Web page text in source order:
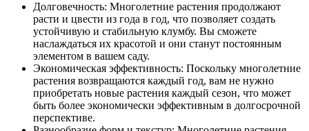
Долговечность: Многолетние растения продолжают
расти и цвести из года в год, что позволяет создать
устойчивую и стабильную клумбу. Вы сможете
наслаждаться их красотой и они станут постоянным
элементом в вашем саду.
Экономическая эффективность: Поскольку многолетние
растения возвращаются каждый год, вам не нужно
приобретать новые растения каждый сезон, что может
быть более экономически эффективным в долгосрочной
перспективе.